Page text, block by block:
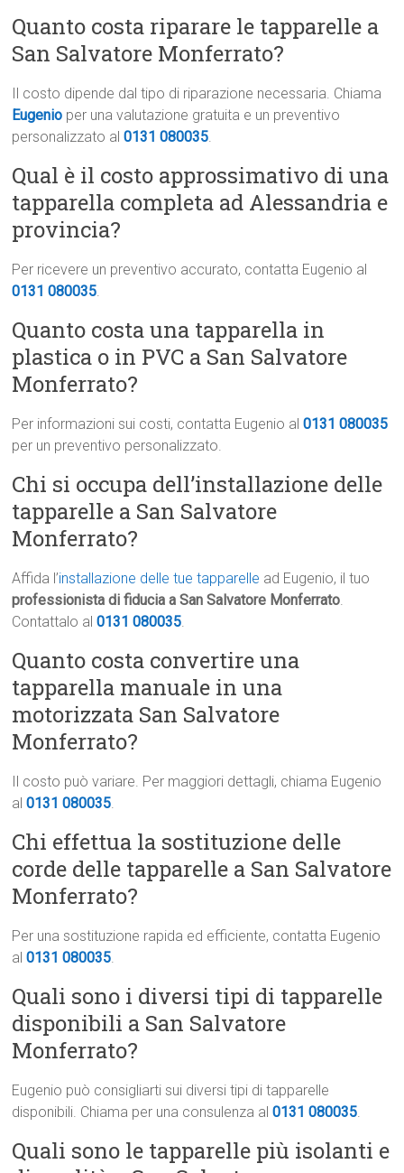
Quanto costa riparare le tapparelle a
San Salvatore Monferrato?
Il costo dipende dal tipo di riparazione necessaria. Chiama
Eugenio per una valutazione gratuita e un preventivo
personalizzato al0131 080035.
Qual è il costo approssimativo di una
tapparella completa ad Alessandria e
provincia?
Per ricevere un preventivo accurato, contatta Eugenio al
0131 080035.
Quanto costa una tapparella in
plastica o in PVC a San Salvatore
Monferrato?
Per informazioni sui costi, contatta Eugenio al0131 080035
per un preventivo personalizzato.
Chi si occupa dell’installazione delle
tapparelle a San Salvatore
Monferrato?
Affida l’installazione delle tue tapparelle ad Eugenio, il tuo
professionista di fiducia a San Salvatore Monferrato.
Contattalo al0131 080035.
Quanto costa convertire una
tapparella manuale in una
motorizzata San Salvatore
Monferrato?
Il costo può variare. Per maggiori dettagli, chiama Eugenio
al0131 080035.
Chi effettua la sostituzione delle
corde delle tapparelle a San Salvatore
Monferrato?
Per una sostituzione rapida ed efficiente, contatta Eugenio
al0131 080035.
Quali sono i diversi tipi di tapparelle
disponibili a San Salvatore
Monferrato?
Eugenio può consigliarti sui diversi tipi di tapparelle
disponibili. Chiama per una consulenza al0131 080035.
Quali sono le tapparelle più isolanti e